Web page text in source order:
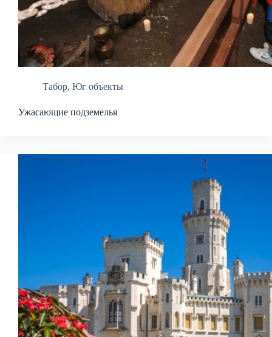
Табор, Юг объекты
Ужасающие подземелья